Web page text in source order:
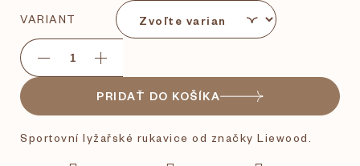
VARIANT
PRIDAŤ DO KOŠÍKA
Sportovní lyžařské rukavice od značky Liewood.